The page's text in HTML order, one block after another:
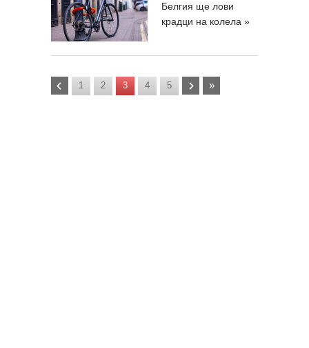
Белгия ще лови
крадци на колела »
1 2 3 4 5 »